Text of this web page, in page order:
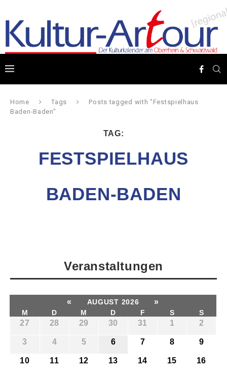
Home Tags
Posts tagged with "Festspielhaus
Baden-Baden"
TAG:
FESTSPIELHAUS
BADEN-BADEN
Veranstaltungen
« AUGUST 2026 »
M D M D F S S
27 28 29 30 31 1 2
3 4 5 6 7 8 9
10 11 12 13 14 15 16